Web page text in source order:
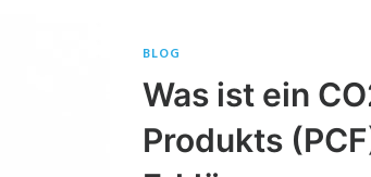
BLOG
Was ist ein
Produkts